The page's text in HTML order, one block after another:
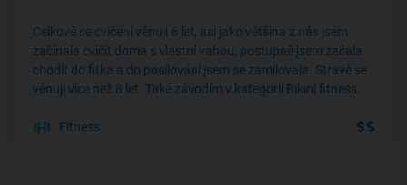
Celkově se cvičení věnuji 6 let, asi jako většina z nás jsem
začínala cvičit doma s vlastní vahou, postupně jsem začala
chodit do fitka a do posilování jsem se zamilovala. Stravě se
věnuji více než 8 let. Také závodím v kategorii Bikini fitness.
Fitness